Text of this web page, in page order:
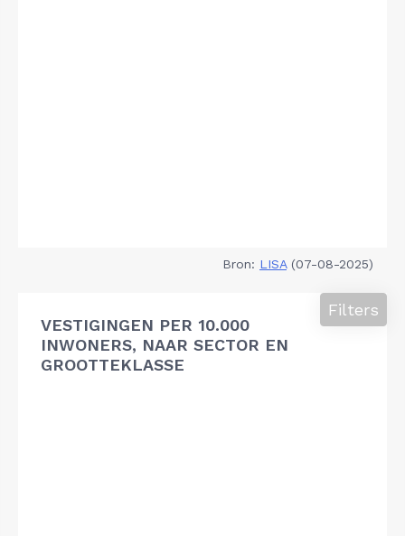
Bron: LISA(07-08-2025)
VESTIGINGEN PER 10.000
INWONERS, NAAR SECTOR EN
GROOTTEKLASSE
Filters